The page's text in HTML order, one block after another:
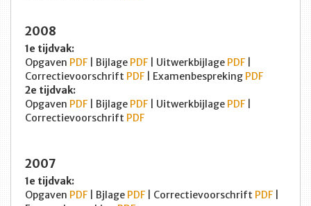
2008
1e tijdvak:
Opgaven PDF | Bijlage PDF | Uitwerkbijlage PDF
Correctievoorschrift PDF | Examenbespreking PDF
2e tijdvak:
Opgaven PDF | Bijlage PDF | Uitwerkbijlage PDF
Correctievoorschrift PDF
2007
1e tijdvak:
Opgaven PDF | Bjlage PDF | Correctievoorschrift PDF